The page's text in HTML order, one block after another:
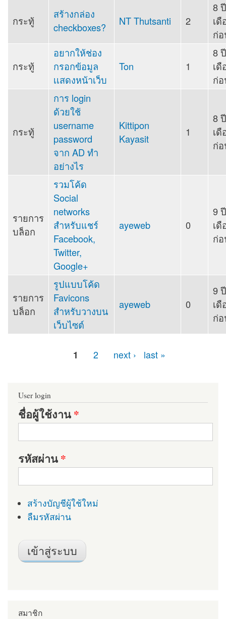
กระทู้
สร้างกล่อง
checkboxes?
NT Thutsanti 2
8
เดื
ก่
กระทู้
อยากให้ช่อง
กรอกข้อมูล
เเสดงหน้าเว็บ
Ton 1
8
เดื
ก่
กระทู้
การ login
ด้วยใช้
username
password
จาก AD ทำ
อย่างไร
Kittipon
Kayasit
1
8
เดื
ก่
รายการ
บล็อก
รวมโค้ด
Social
networks
สำหรับแชร์
Facebook,
Twitter,
Google+
ayeweb 0
9
เดื
ก่
รายการ
บล็อก
รูปแบบโค้ด
Favicons
สำหรับวางบน
เว็บไซต์
ayeweb 0
9
เดื
ก่
1 2 next › last »
User login
ชื่อผู้ใช้งาน*
รหัสผ่าน*
สร้างบัญชีผู้ใช้ใหม่
ลืมรหัสผ่าน
สมาชิก